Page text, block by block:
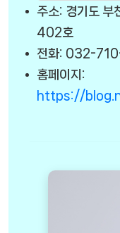
주소: 경기도
402호
전화: 032-
홈페이지:
https://